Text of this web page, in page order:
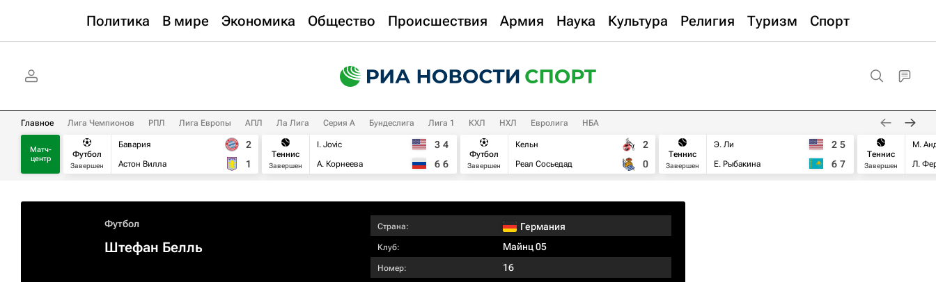
Политика В мире Экономика Общество Происшествия Армия Наука Культура Религия Туризм Спорт
Главное Лига Чемпионов РПЛ Лига Европы АПЛ Ла Лига Серия А Бундеслига Лига 1 КХЛ НХЛ Евролига НБА
Матч-
центр
Футбол
Завершен
Бавария
Астон Вилла
2
1
Теннис
Завершен
I. Jovic
А. Корнеева
3 4
6 6
Футбол
Завершен
Кельн
Реал Сосьедад
2
0
Теннис
Завершен
Э. Ли
Е. Рыбакина
2 5
6 7
Теннис
Завершен
М.
Л.
Футбол
Штефан Белль
Страна: Германия
Клуб: Майнц 05
Номер: 16